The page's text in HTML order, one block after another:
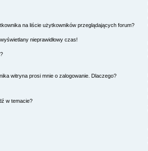
na liście użytkowników przeglądających forum?
nieprawidłowy czas!
witryna prosi mnie o zalogowanie. Dlaczego?
w temacie?